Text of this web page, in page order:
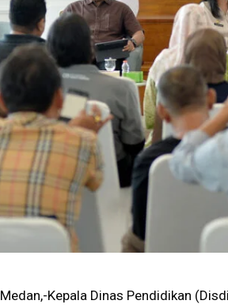
Medan,-Kepala Dinas Pendidikan